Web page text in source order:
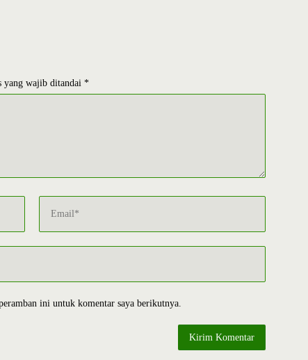
yang wajib ditandai *
ini untuk komentar saya berikutnya.